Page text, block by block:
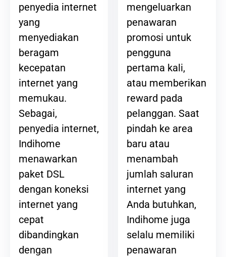
penyedia internet
yang
menyediakan
beragam
kecepatan
internet yang
memukau.
Sebagai,
penyedia internet,
Indihome
menawarkan
paket DSL
dengan koneksi
internet yang
cepat
dibandingkan
dengan
mengeluarkan
penawaran
promosi untuk
pengguna
pertama kali,
atau memberikan
reward pada
pelanggan. Saat
pindah ke area
baru atau
menambah
jumlah saluran
internet yang
Anda butuhkan,
Indihome juga
selalu memiliki
penawaran